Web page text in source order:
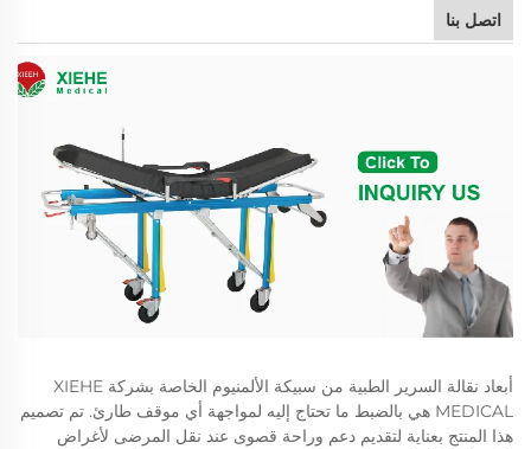
اتصل بنا
أبعاد نقالة السرير الطبية من سبيكة الألمنيوم الخاصة بشركة XIEHE
MEDICAL هي بالضبط ما تحتاج إليه لمواجهة أي موقف طارئ. تم تصميم
هذا المنتج بعناية لتقديم دعم وراحة قصوى عند نقل المرضى لأغراض